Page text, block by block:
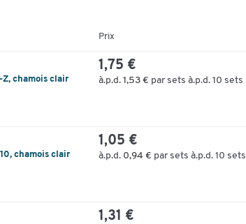
Prix
Z, chamois clair
1,75 €
à.p.d. 1,53 € par sets à.p.d. 10 sets
chamois clair
1,05 €
à.p.d. 0,94 € par sets à.p.d. 10 sets
1,31 €